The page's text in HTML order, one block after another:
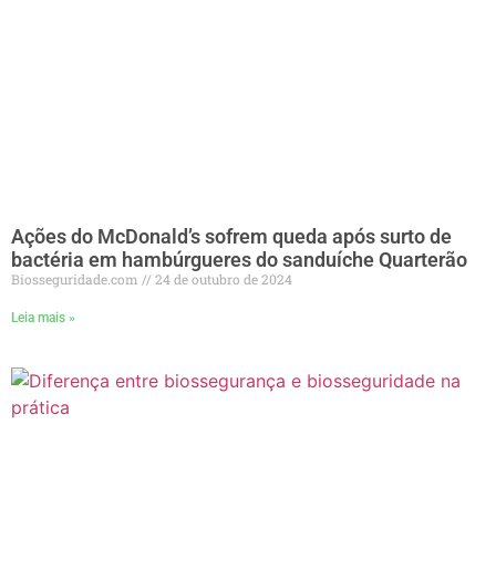
Ações do McDonald’s sofrem queda após surto de
bactéria em hambúrgueres do sanduíche Quarterão
Biosseguridade.com 24 de outubro de 2024
Leia mais »